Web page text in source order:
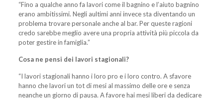
“Fino a qualche anno fa lavori come il bagnino e l’aiuto bagnino
erano ambitissimi. Negli aultimi anni invece sta diventando un
problema trovare personale anche al bar. Per queste ragioni
credo sarebbe meglio avere una propria attività più piccola da
poter gestire in famiglia.”
Cosa ne pensi dei lavori stagionali?
“I lavori stagionali hanno i loro pro e i loro contro. A sfavore
hanno che lavori un tot di mesi al massimo delle ore e senza
neanche un giorno di pausa. A favore hai mesi liberi da dedicare